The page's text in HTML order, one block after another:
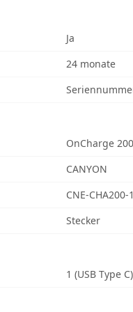
Ja
24 monate
OnCharge 200
CANYON
CNE-CHA200-
Stecker
1 (USB Type C)